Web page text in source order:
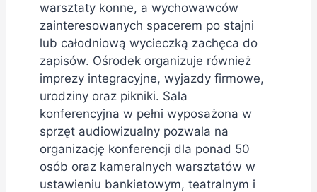
warsztaty konne, a wychowawców
zainteresowanych spacerem po stajni
lub całodniową wycieczką zachęca do
zapisów. Ośrodek organizuje również
imprezy integracyjne, wyjazdy firmowe,
urodziny oraz pikniki. Sala
konferencyjna w pełni wyposażona w
sprzęt audiowizualny pozwala na
organizację konferencji dla ponad 50
osób oraz kameralnych warsztatów w
ustawieniu bankietowym, teatralnym i